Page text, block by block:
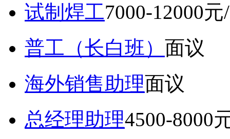
试制焊工7000-12000元
普工（长白班） 面议
海外销售助理面议
总经理助理4500-8000